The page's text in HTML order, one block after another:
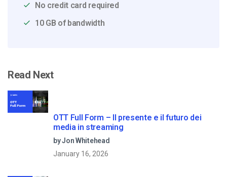
No credit card required
10 GB of bandwidth
Read Next
OTT Full Form – Il presente e il futuro dei
media in streaming
by Jon Whitehead
January 16, 2026